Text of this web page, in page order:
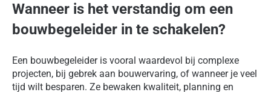
Wanneer is het verstandig om een
bouwbegeleider in te schakelen?
Een bouwbegeleider is vooral waardevol bij complexe
projecten, bij gebrek aan bouwervaring, of wanneer je veel
tijd wilt besparen. Ze bewaken kwaliteit, planning en